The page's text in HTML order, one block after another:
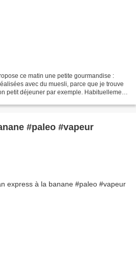
ce matin une petite gourmandise :
avec du muesli, parce que je trouve
petit déjeuner par exemple. Habituellement
#paleo #vapeur